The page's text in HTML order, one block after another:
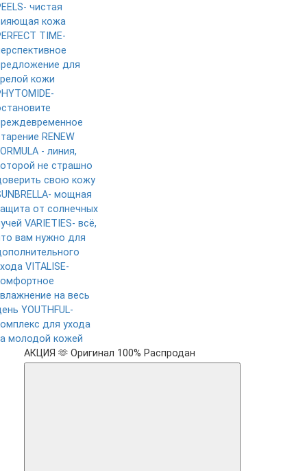
чистая
кожа
TIME-
для
кожи
RENEW
- линия,
не страшно
свою кожу
мощная
от солнечных
VARIETIES- всё,
вам нужно для
VITALISE-
на весь
YOUTHFUL-
для ухода
молодой кожей
АКЦИЯ 🫶 Оригинал 100% Распродан